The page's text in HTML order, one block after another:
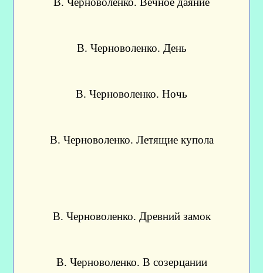
В. Черноволенко. День
В. Черноволенко. Ночь
В. Черноволенко. Летящие купола
В. Черноволенко. Древний замок
В. Черноволенко. В созерцании